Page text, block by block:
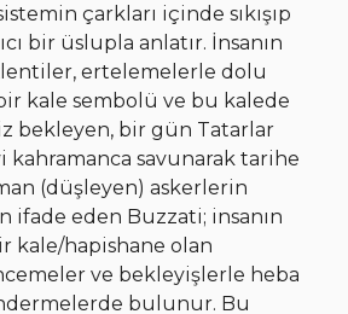
çarkları içinde sıkışıp
bir üslupla anlatır. İnsanın
ertelemelerle dolu
bir kale sembolü ve bu kalede
bekleyen, bir gün Tatarlar
savunarak tarihe
(düşleyen) askerlerin
ifade eden Buzzati; insanın
kale/hapishane olan
ve bekleyişlerle heba
bulunur. Bu